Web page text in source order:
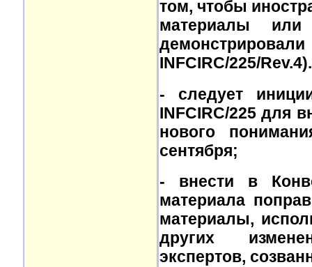
том, чтобы
материалы
INFCIRC/225/Rev.4).
- следует
INFCIRC/225 для
нового
сентября;
- внести в
материала
материалы,
других
экспертов,